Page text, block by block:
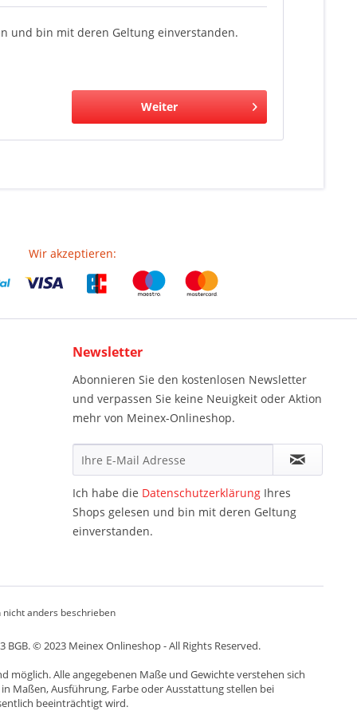
und bin mit deren Geltung einverstanden.
Weiter
Wir akzeptieren:
Newsletter
Abonnieren Sie den kostenlosen Newsletter
und verpassen Sie keine Neuigkeit oder Aktion
mehr von Meinex-Onlineshop.
Ich habe die Datenschutzerklärung Ihres
Shops gelesen und bin mit deren Geltung
einverstanden.
anders beschrieben
© 2023 Meinex Onlineshop - All Rights Reserved.
Alle angegebenen Maße und Gewichte verstehen sich
Maßen, Ausführung, Farbe oder Ausstattung stellen bei
beeinträchtigt wird.